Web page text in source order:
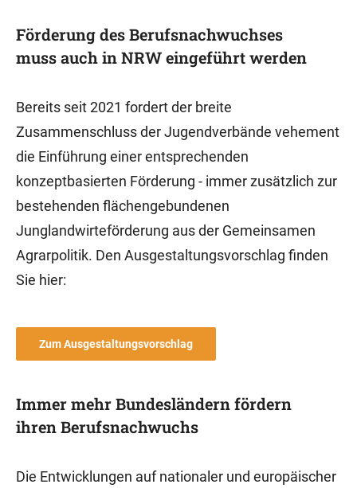
Förderung des Berufsnachwuchses
muss auch in NRW eingeführt werden
Bereits seit 2021 fordert der breite
Zusammenschluss der Jugendverbände vehement
die Einführung einer entsprechenden
konzeptbasierten Förderung - immer zusätzlich zur
bestehenden flächengebundenen
Junglandwirteförderung aus der Gemeinsamen
Agrarpolitik. Den Ausgestaltungsvorschlag finden
Sie hier:
Zum Ausgestaltungsvorschlag
Immer mehr Bundesländern fördern
ihren Berufsnachwuchs
Die Entwicklungen auf nationaler und europäischer